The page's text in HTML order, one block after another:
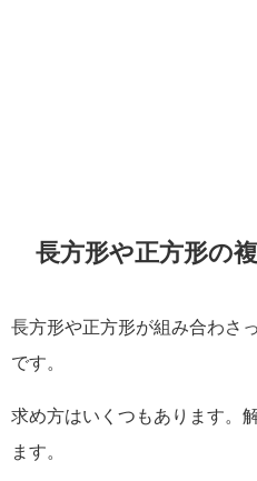
長方形や正方形の
長方形や正方形が組み合わさ
です。
求め方はいくつもあります。
ます。